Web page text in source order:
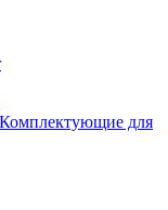
Комплектующие для